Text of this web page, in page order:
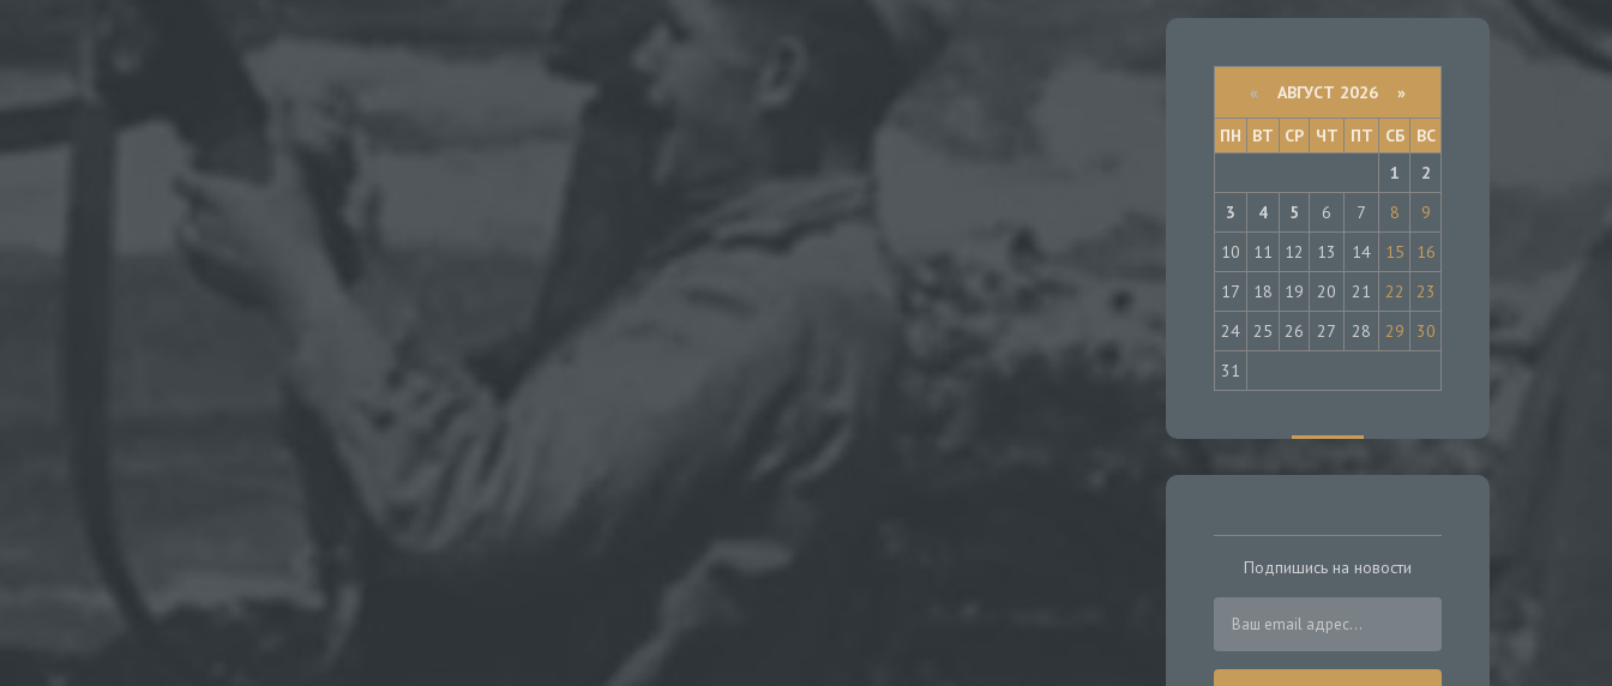
« АВГУСТ 2026 »
ПН
ВТ СР ЧТ ПТ СБ
ВС
1
2
3
4 5 6 7 8
9
10
11 12 13 14 15
16
17
18 19 20 21 22
23
24
25 26 27 28 29
30
31
Подпишись на новости